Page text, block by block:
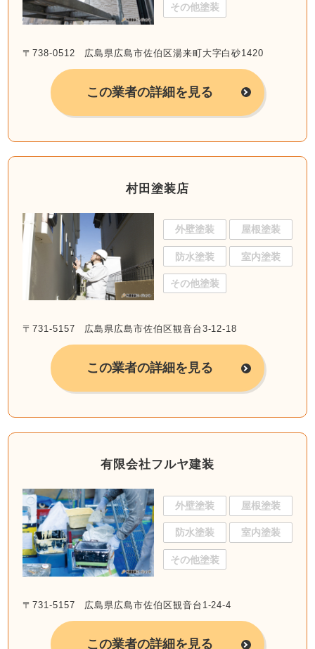
その他塗装
〒738-0512 広島県広島市佐伯区湯来町大字白砂1420
この業者の詳細を見る
村田塗装店
外壁塗装 屋根塗装
防水塗装 室内塗装
その他塗装
〒731-5157 広島県広島市佐伯区観音台3-12-18
この業者の詳細を見る
有限会社フルヤ建装
外壁塗装 屋根塗装
防水塗装 室内塗装
その他塗装
〒731-5157 広島県広島市佐伯区観音台1-24-4
この業者の詳細を見る